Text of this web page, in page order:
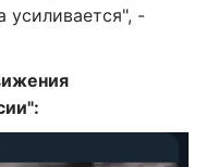
усиливается", -